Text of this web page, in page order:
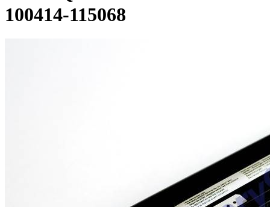
100414-115068